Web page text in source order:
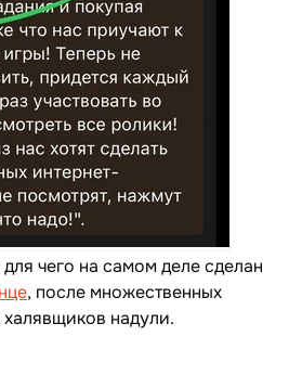
чего на самом деле сделан
, после множественных
надули.